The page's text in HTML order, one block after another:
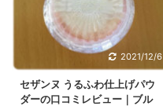
2021/12/6
セザンヌ うるふわ仕上げパウ
ダーの口コミレビュー｜ブル